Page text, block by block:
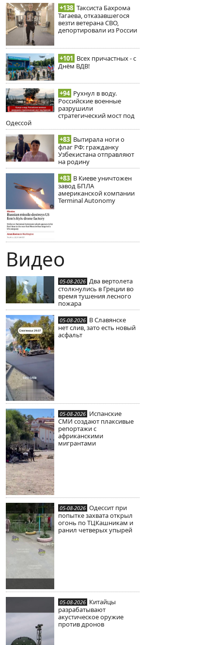
+138 Таксиста Бахрома
Тагаева, отказавшегося
везти ветерана СВО,
депортировали из России
+101 Всех причастных - с
Днём ВДВ!
+94 Рухнул в воду.
Российские военные
разрушили
стратегический мост под
Одессой
+83 Вытирала ноги о
флаг РФ: гражданку
Узбекистана отправляют
на родину
+83 В Киеве уничтожен
завод БПЛА
американской компании
Terminal Autonomy
Видео
05-08-2026 Два вертолета
столкнулись в Греции во
время тушения лесного
пожара
05-08-2026 В Славянске
нет слив, зато есть новый
асфальт
05-08-2026 Испанские
СМИ создают плаксивые
репортажи с
африканскими
мигрантами
05-08-2026 Одессит при
попытке захвата открыл
огонь по ТЦКашникам и
ранил четверых упырей
05-08-2026 Китайцы
разрабатывают
акустическое оружие
против дронов